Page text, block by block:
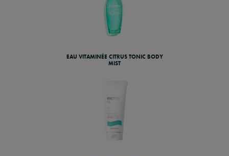
EAU VITAMINÉE CITRUS TONIC BODY
MIST